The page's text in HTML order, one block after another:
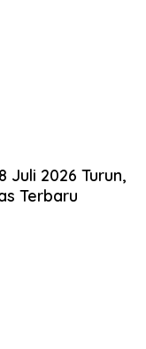
Juli 2026 Turun,
Terbaru